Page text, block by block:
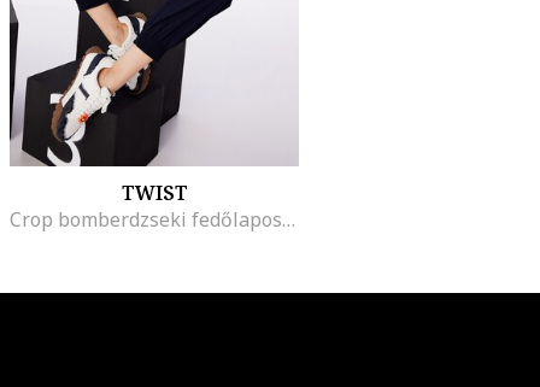
TWIST
Crop bomberdzseki fedőlapos zsebekkel, Fekete